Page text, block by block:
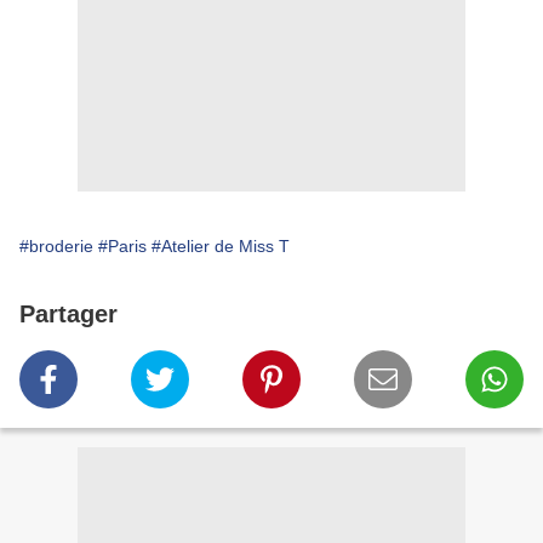
#broderie #Paris #Atelier de Miss T
Partager